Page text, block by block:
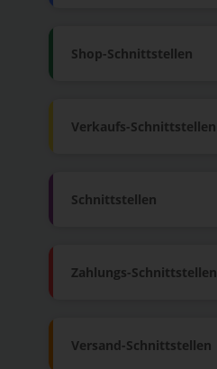
Shop-Schnittstellen
Verkaufs-Schnittstellen
Schnittstellen
Zahlungs-Schnittstellen
Versand-Schnittstellen